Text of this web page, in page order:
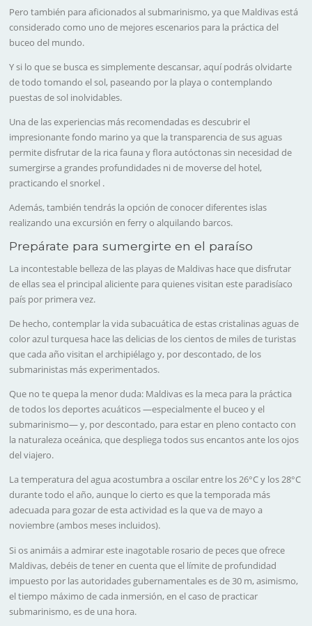
Pero también para aficionados al submarinismo, ya que Maldivas está
considerado como uno de mejores escenarios para la práctica del
buceo del mundo.
Y si lo que se busca es simplemente descansar, aquí podrás olvidarte
de todo tomando el sol, paseando por la playa o contemplando
puestas de sol inolvidables.
Una de las experiencias más recomendadas es descubrir el
impresionante fondo marino ya que la transparencia de sus aguas
permite disfrutar de la rica fauna y flora autóctonas sin necesidad de
sumergirse a grandes profundidades ni de moverse del hotel,
practicando el snorkel .
Además, también tendrás la opción de conocer diferentes islas
realizando una excursión en ferry o alquilando barcos.
Prepárate para sumergirte en el paraíso
La incontestable belleza de las playas de Maldivas hace que disfrutar
de ellas sea el principal aliciente para quienes visitan este paradisíaco
país por primera vez.
De hecho, contemplar la vida subacuática de estas cristalinas aguas de
color azul turquesa hace las delicias de los cientos de miles de turistas
que cada año visitan el archipiélago y, por descontado, de los
submarinistas más experimentados.
Que no te quepa la menor duda: Maldivas es la meca para la práctica
de todos los deportes acuáticos —especialmente el buceo y el
submarinismo— y, por descontado, para estar en pleno contacto con
la naturaleza oceánica, que despliega todos sus encantos ante los ojos
del viajero.
La temperatura del agua acostumbra a oscilar entre los 26°C y los 28°C
durante todo el año, aunque lo cierto es que la temporada más
adecuada para gozar de esta actividad es la que va de mayo a
noviembre (ambos meses incluidos).
Si os animáis a admirar este inagotable rosario de peces que ofrece
Maldivas, debéis de tener en cuenta que el límite de profundidad
impuesto por las autoridades gubernamentales es de 30 m, asimismo,
el tiempo máximo de cada inmersión, en el caso de practicar
submarinismo, es de una hora.